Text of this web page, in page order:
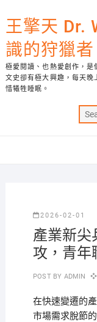
to
content
王擎天 Dr.
識的狩獵者
極愛閱讀、也熱愛創作，是
文史卻有極大興趣，每天
惜犧牲睡眠。
2026-02-01
產業新尖
攻，青年
POST BY ADMIN
在快速變遷的
市場需求脫節